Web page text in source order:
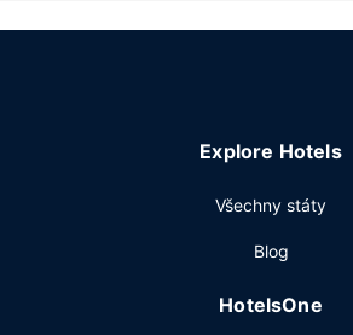
personál se znalostí několika jazyků a
Explore Hotels
Všechny státy
Blog
HotelsOne